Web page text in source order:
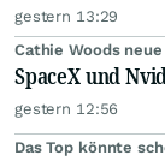
gestern 13:29
Cathie Woods
SpaceX und
gestern 12:56
Das Top könnte